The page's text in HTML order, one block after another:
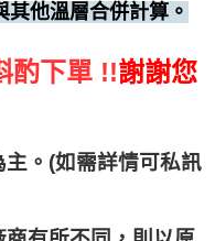
他溫層合併計算。
酌下單 !!謝謝您
。(如需詳情可私訊